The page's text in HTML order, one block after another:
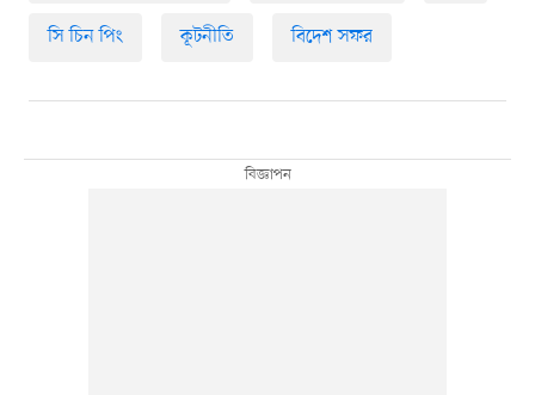
সি চিন পিং কূটনীতি বিদেশ সফর